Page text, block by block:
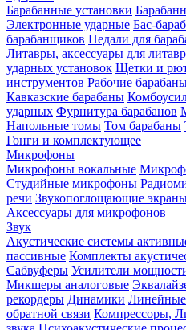
Барабанные установки
Электронные ударные Бас-
барабанщиков Педали для
Литавры, аксессуары для литавр
ударных установок Щетки и
инструментов Рабочие
Кавказские барабаны
ударных Фурнитура барабанов
Напольные томы Том барабаны
Гонги и комплектующее
Микрофоны
Микрофоны вокальные
Студийные микрофоны
речи Звукопоглощающие
Аксессуары для микрофонов
Звук
Акустические системы
пассивные Комплекты
Сабвуферы Усилители
Микшеры аналоговые
рекордеры Динамики
обратной связи Компрессоры,